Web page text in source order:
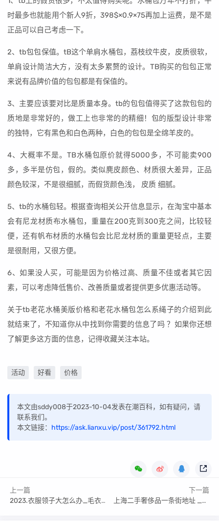
时最多也就能用个新人9折，398$×0.9×75再加上运费，是不是
正品可以自己考虑一下。
2、tb包包保值。tB这个单肩水桶包，荔枝纹牛皮，皮质很软，
单肩设计简洁大方，没有太多累赘的设计。TB购买的包包正常
来说有品牌价值的包包都是有保值的。
3、主要应该要对比是质量本身。tb的包包值得买了这款包包的
质地是非常好的，做工上也非常的的精细！包的版型设计非常
的独特，它有黑色和白色两种，白色的包包是全绵羊皮的。
4、大概率不是。TB水桶包原价就得5000多，不可能卖900
多，多半是仿包，假的。类似麂皮颜色、材质很大差异，正品
颜色较深，不是很细腻，而假货颜色浅， 皮质 细腻。
5、tb的水桶包轻。根据查询相关公开信息显示，在淘宝中基本
会有尼龙材质布水桶包，重量在200克到300克之间，比较轻
便，还有帆布材质的水桶包会比尼龙材质的重量更轻点，主要
是很耐用，又很方便。
6、如果没人买，可能是因为价格过高、质量不佳或者其它因
素，可以考虑降低售价、改善质量或者提供更多优惠活动等。
关于tb老花水桶美版价格和老花水桶包怎么系绳子的介绍到此
就结束了，不知道你从中找到你需要的信息了吗 ？如果你还想
了解更多这方面的信息，记得收藏关注本站。
活动 好看 价格
本文由sddy008于2023-10-04发表在潮百科，如有疑问，请
联系我们。
本文链接： https://ask.lianxu.vip/post/361792.html
上一篇
2023.衣服领子大怎么办_毛衣领子大了怎么办
下一篇
上海二手奢侈品一条街地址 _上海二手奢侈品一条街